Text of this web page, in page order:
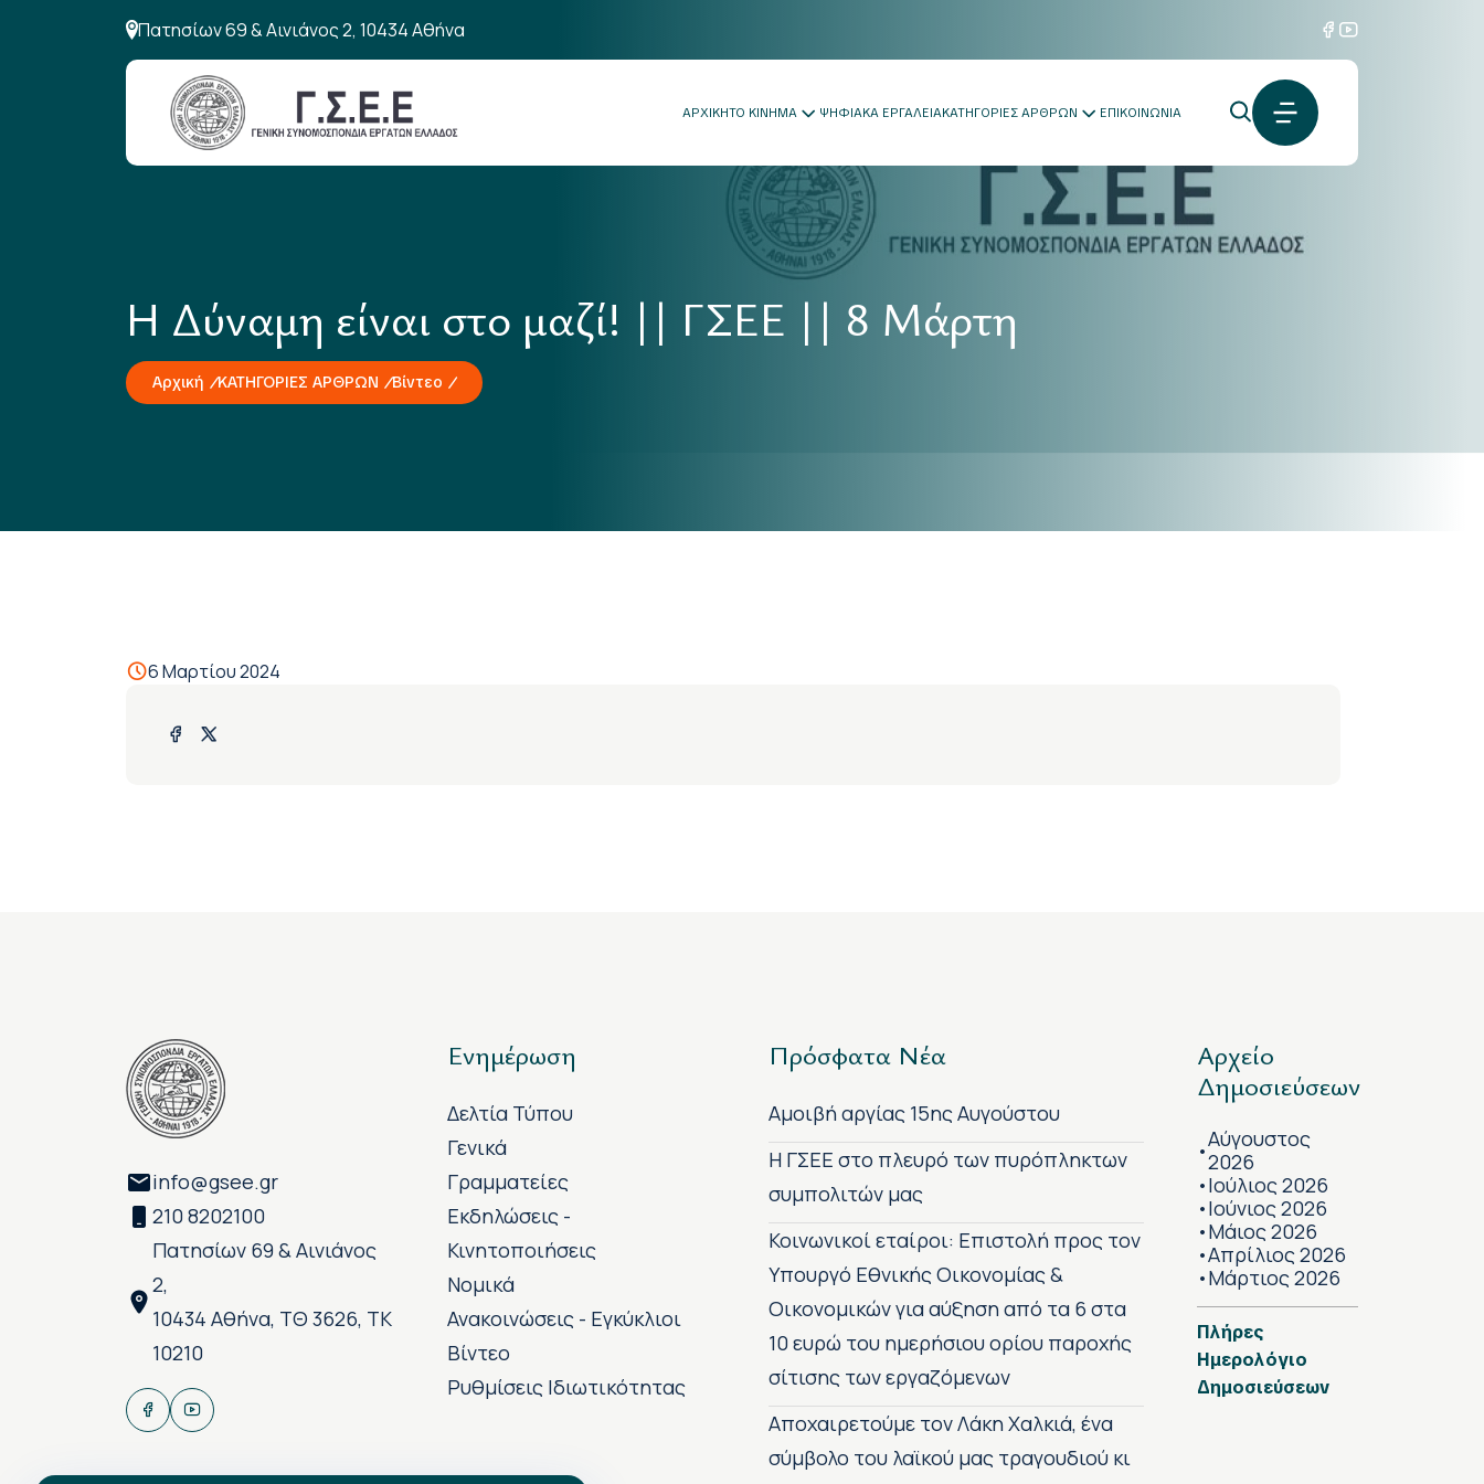
Πατησίων 69 & Αινιάνος 2, 10434 Αθήνα
ΑΡΧΙΚΗΤΟ ΚΙΝΗΜΑ ΨΗΦΙΑΚΑ ΕΡΓΑΛΕΙΑΚΑΤΗΓΟΡΙΕΣ ΑΡΘΡΩΝ ΕΠΙΚΟΙΝΩΝΙΑ
Η Δύναμη είναι στο μαζί! || ΓΣΕΕ || 8 Μάρτη
Αρχική ΚΑΤΗΓΟΡΙΕΣ ΑΡΘΡΩΝ Βίντεο
6 Μαρτίου 2024
info@gsee.gr
210 8202100
Πατησίων 69 & Αινιάνος
2,
10434 Αθήνα, ΤΘ 3626, ΤΚ
10210
Ενημέρωση
Δελτία Τύπου
Γενικά
Γραμματείες
Εκδηλώσεις -
Κινητοποιήσεις
Νομικά
Ανακοινώσεις - Εγκύκλιοι
Βίντεο
Ρυθμίσεις Ιδιωτικότητας
Πρόσφατα Νέα
Αμοιβή αργίας 15ης Αυγούστου
H ΓΣΕΕ στο πλευρό των πυρόπληκτων
συμπολιτών μας
Κοινωνικοί εταίροι: Επιστολή προς τον
Υπουργό Εθνικής Οικονομίας &
Οικονομικών για αύξηση από τα 6 στα
10 ευρώ του ημερήσιου ορίου παροχής
σίτισης των εργαζόμενων
Αποχαιρετούμε τον Λάκη Χαλκιά, ένα
σύμβολο του λαϊκού μας τραγουδιού κι
Αρχείο
Δημοσιεύσεων
•Αύγουστος
2026
•Ιούλιος 2026
•Ιούνιος 2026
•Μάιος 2026
•Απρίλιος 2026
•Μάρτιος 2026
Πλήρες
Ημερολόγιο
Δημοσιεύσεων